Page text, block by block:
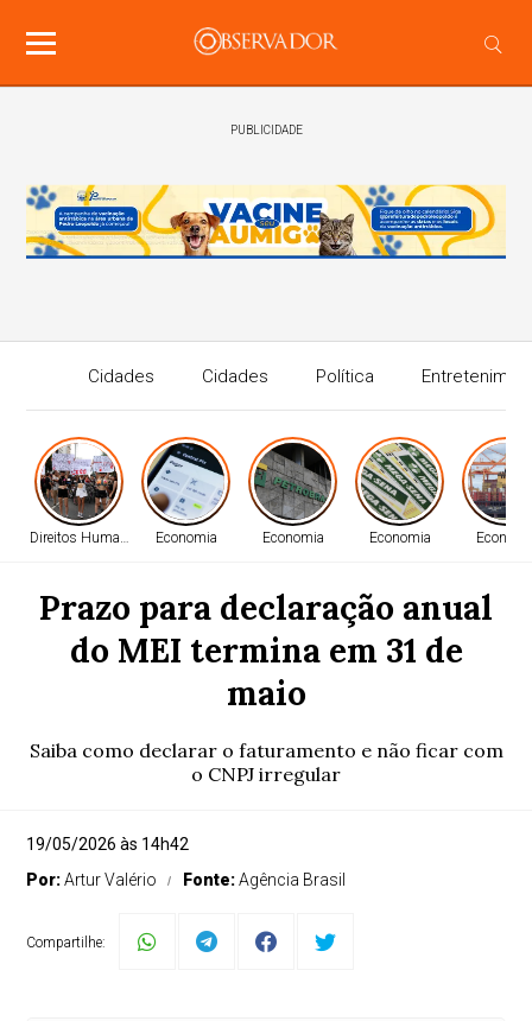
PUBLICIDADE
Cidades Cidades Política
Direitos Humanos Economia Economia Economia
Prazo para declaração anual
do MEI termina em 31 de
maio
Saiba como declarar o faturamento e não ficar com
o CNPJ irregular
19/05/2026 às 14h42
Por:Artur Valério Fonte:Agência Brasil
Compartilhe: